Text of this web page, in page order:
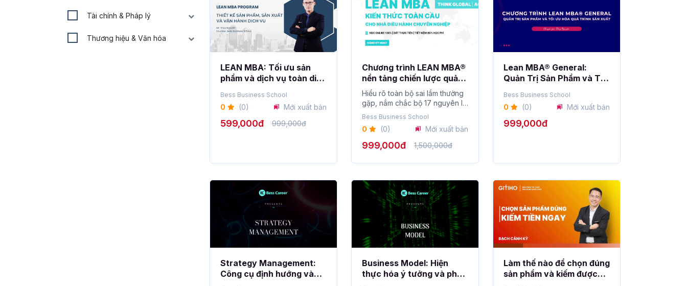
Tài chính & Pháp lý
Thương hiệu & Văn hóa
LEAN MBA: Tối ưu sản
phẩm và dịch vụ toàn diện
hiện đại
Bess Business School
0 (0) Mới xuất bản
599,000đ 999,000đ
Chương trình LEAN MBA®
nền tảng chiến lược quản
trị hiện đại
Hiểu rõ toàn bộ sai lầm thường
gặp, nắm chắc bộ 17 nguyên lý
bất bi...
Bess Business School
0 (0) Mới xuất bản
999,000đ 1,500,000đ
Lean MBA® General:
Quản Trị Sản Phẩm và Tối
Xuất
Bess Business School
0 (0) Mới xuất bản
999,000đ
Strategy Management:
Công cụ định hướng và
Business Model: Hiện
thực hóa ý tưởng và phát
Làm thế nào để chọn đúng
sản phẩm và kiếm được